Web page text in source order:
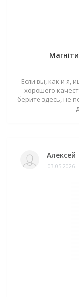
Если вы, как и я,
хорошего
берите здесь, не
Алексей
03.05.2026